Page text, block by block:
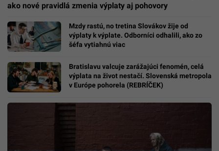
ako nové pravidlá zmenia výplaty aj pohovory
Mzdy rastú, no tretina Slovákov žije od
výplaty k výplate. Odborníci odhalili, ako zo
šéfa vytiahnú viac
Bratislavu valcuje zarážajúci fenomén, celá
výplata na život nestačí. Slovenská metropola
v Európe pohorela (REBRÍČEK)